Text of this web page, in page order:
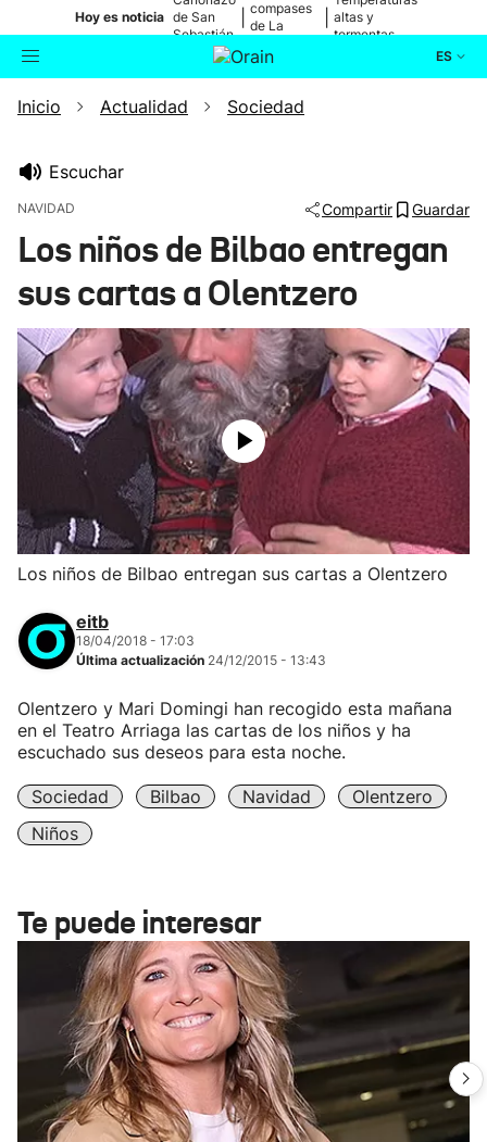
Hoy es noticia de San
Sebastián
compases
de La
altas y
tormentas
ES
Buscador Actualidad
Ikusmiran
Eguraldia
Inicio Actualidad Sociedad
Escuchar
NAVIDAD Compartir Guardar
Los niños de Bilbao entregan
sus cartas a Olentzero
Los niños de Bilbao entregan sus cartas a Olentzero
eitb
18/04/2018 - 17:03
Última actualización 24/12/2015 - 13:43
Olentzero y Mari Domingi han recogido esta mañana
en el Teatro Arriaga las cartas de los niños y ha
escuchado sus deseos para esta noche.
Sociedad Bilbao Navidad
Olentzero
Niños
Te puede interesar